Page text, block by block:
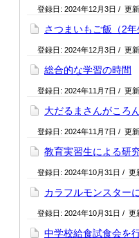
登録日: 2024年12月3日 / 更
さつまいもご飯（2年
登録日: 2024年12月3日 / 更
総合的な学習の時間
登録日: 2024年11月7日 / 更
大だるまさんがころ
登録日: 2024年11月7日 / 更
教育実習生による研
登録日: 2024年10月31日 / 更
カラフルモンスター
登録日: 2024年10月31日 / 更
中学校給食試食会を